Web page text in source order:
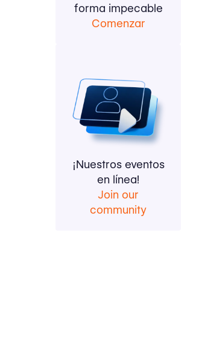
forma impecable
Comenzar
¡Nuestros eventos
en línea!
Join our
community